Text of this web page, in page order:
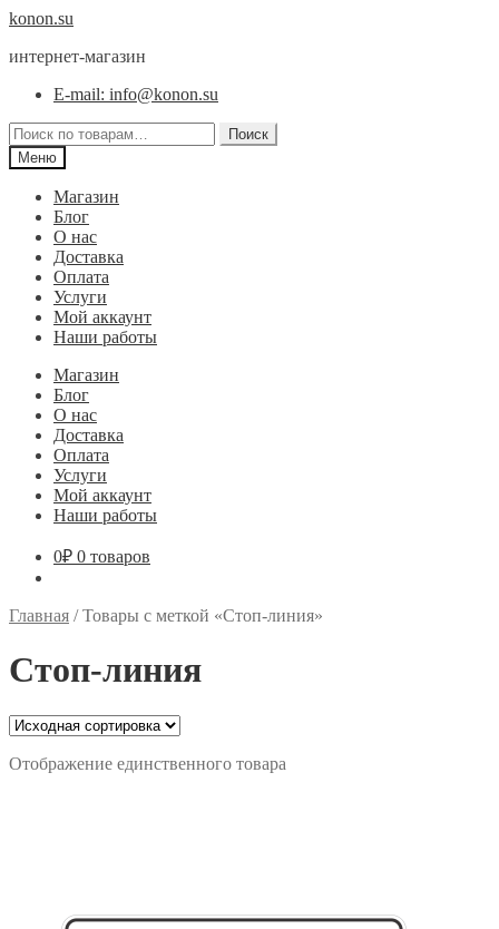
Перейти
навигации
Перейти
содержимому
konon.su
интернет-магазин
E-mail: info@konon.su
Искать:
Поиск
Меню
Магазин
Блог
О нас
Доставка
Оплата
Услуги
Мой аккаунт
Наши работы
Магазин
Блог
О нас
Доставка
Оплата
Услуги
Мой аккаунт
Наши работы
0₽ 0 товаров
Главная /Товары с меткой «Стоп-линия»
Стоп-линия
Отображение единственного товара